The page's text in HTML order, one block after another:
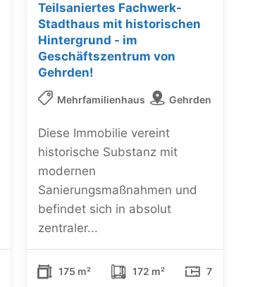
Teilsaniertes Fachwerk-
Stadthaus mit historischen
Hintergrund - im
Geschäftszentrum von
Gehrden!
Mehrfamilienhaus Gehrden
Diese Immobilie vereint
historische Substanz mit
modernen
Sanierungsmaßnahmen und
befindet sich in absolut
zentraler...
175 m² 172 m² 7